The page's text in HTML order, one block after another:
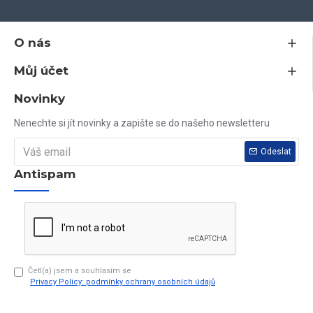
10 dnů.
Vaše dotazy rádi zodpovíme na tel. čísle 603 79 79 79
O nás
Můj účet
Novinky
Nenechte si jít novinky a zapište se do našeho newsletteru
Odeslat
Antispam
Četl(a) jsem a souhlasím se
Privacy Policy: podmínky ochrany osobních údajů